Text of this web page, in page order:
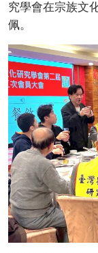
究學會在宗族文
佩。